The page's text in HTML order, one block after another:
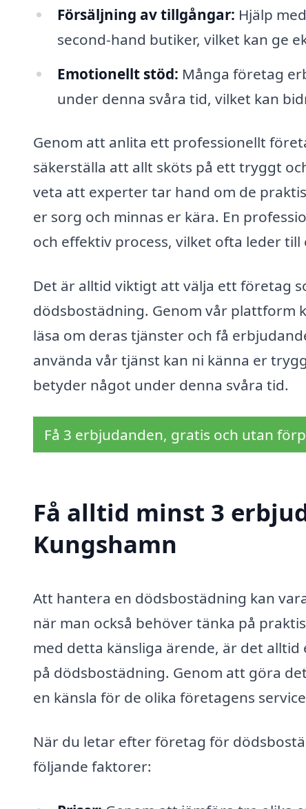
Försäljning av tillgångar: Hjälp
second-hand butiker, vilket kan ge
Emotionellt stöd: Många företag
under denna svåra tid, vilket kan
Genom att anlita ett professionellt
säkerställa att allt sköts på ett tryggt
veta att experter tar hand om de
er sorg och minnas er kära. En
och effektiv process, vilket ofta leder
Det är alltid viktigt att välja ett företag
dödsbostädning. Genom vår plattform
läsa om deras tjänster och få
använda vår tjänst kan ni känna er
betyder något under denna svåra tid.
Få 3 erbjudanden, gratis och utan
Få alltid minst 3
Kungshamn
Att hantera en dödsbostädning kan
när man också behöver tänka på
med detta känsliga ärende, är det
på dödsbostädning. Genom att göra
en känsla för de olika företagens
När du letar efter företag för
följande faktorer: